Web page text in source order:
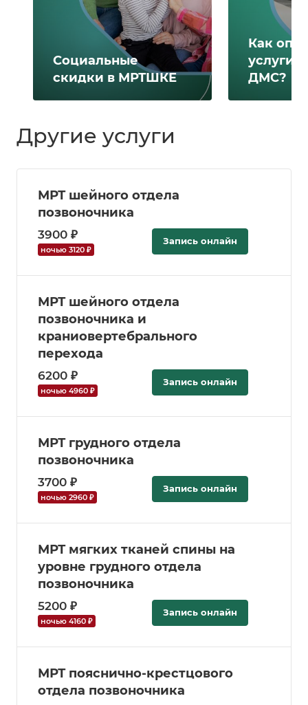
Социальные
скидки в МРТШКЕ
Как
услуги
ДМС?
Другие услуги
МРТ шейного отдела
позвоночника
3900 ₽
ночью 3120 ₽
Запись онлайн
МРТ шейного отдела
позвоночника и
краниовертебрального
перехода
6200 ₽
ночью 4960 ₽
Запись онлайн
МРТ грудного отдела
позвоночника
3700 ₽
ночью 2960 ₽
Запись онлайн
МРТ мягких тканей спины на
уровне грудного отдела
позвоночника
5200 ₽
ночью 4160 ₽
Запись онлайн
МРТ пояснично-крестцового
отдела позвоночника